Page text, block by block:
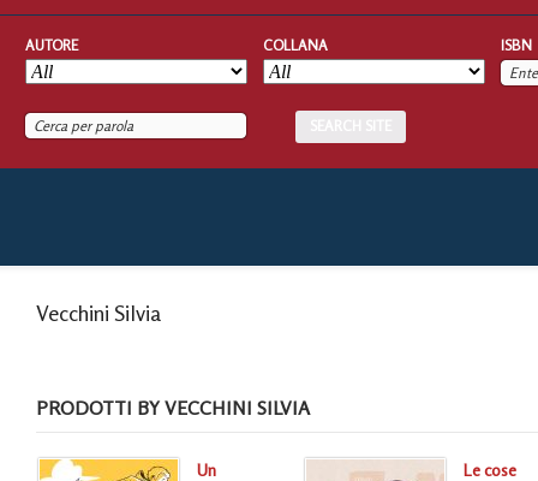
AUTORE COLLANA ISBN
Vecchini Silvia
PRODOTTI BY VECCHINI SILVIA
Un
Le cose